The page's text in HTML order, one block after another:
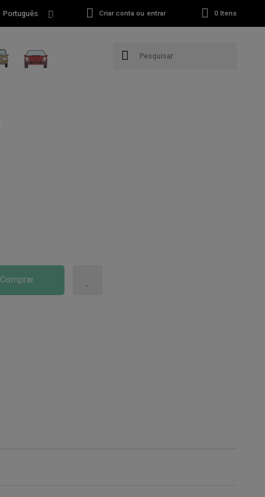
Português Criar conta ou entrar 0 Itens
Comprar